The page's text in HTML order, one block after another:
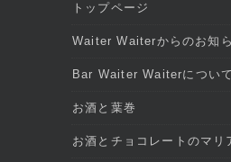
トップページ
Waiter Waiterからのお知
Bar Waiter Waiterについて
お酒と葉巻
お酒とチョコレートのマリ